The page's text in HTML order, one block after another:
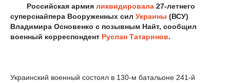
Российская армия ликвидировала 27-летнего
суперснайпера Вооруженных сил Украины (ВСУ)
Владимира Основенко с позывным Найт, сообщил
военный корреспондент Руслан Татаринов.
Украинский военный состоял в 130-м батальоне 241-й